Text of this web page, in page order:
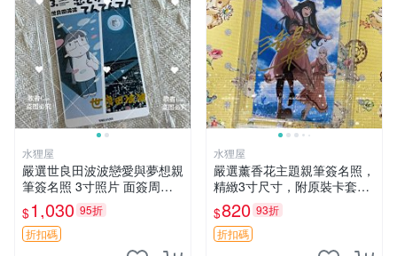
水狸屋
嚴選世良田波波戀愛與夢想親
筆簽名照 3寸照片 面簽周邊
照片卡磚
$1,030 95折
折扣碼
水狸屋
嚴選薰香花主題親筆簽名照，
精緻3寸尺寸，附原裝卡套。
收藏級品相，值得珍藏。 薰
香花 花卉 照片
$820 93折
折扣碼